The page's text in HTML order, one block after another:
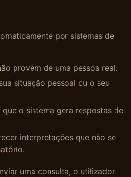
por sistemas de
provêm de uma pessoa real.
situação pessoal ou o seu
o sistema gera respostas de
interpretações que não se
uma consulta, o utilizador